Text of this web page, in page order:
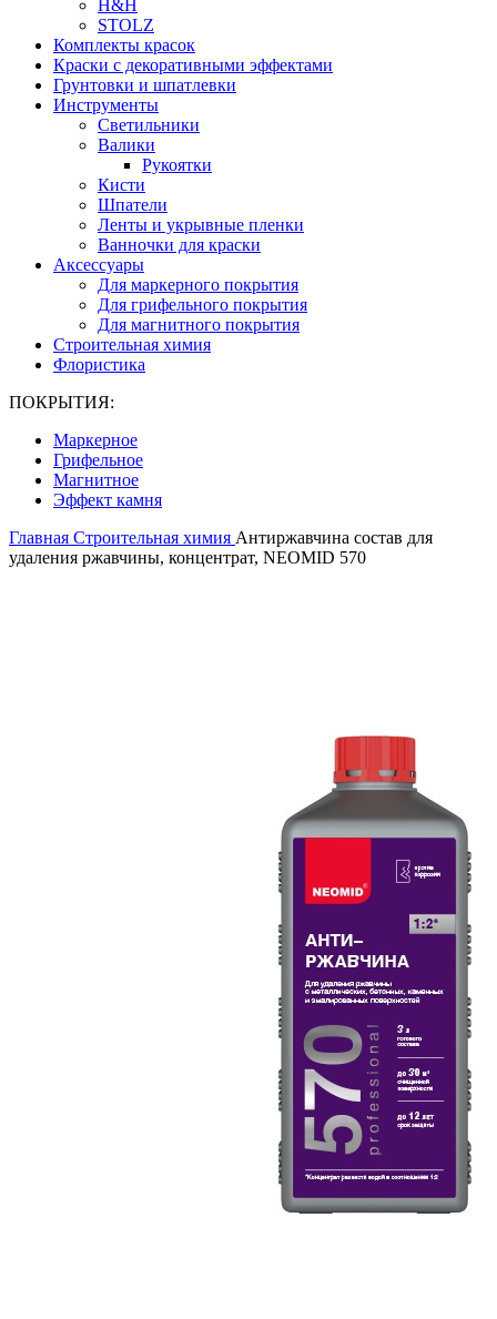
H&H
STOLZ
Комплекты красок
Краски с декоративными эффектами
Грунтовки и шпатлевки
Инструменты
Светильники
Валики
Рукоятки
Кисти
Шпатели
Ленты и укрывные пленки
Ванночки для краски
Аксессуары
Для маркерного покрытия
Для грифельного покрытия
Для магнитного покрытия
Строительная химия
Флористика
ПОКРЫТИЯ:
Маркерное
Грифельное
Магнитное
Эффект камня
Главная Строительная химия Антиржавчина состав для
удаления ржавчины, концентрат, NEOMID 570